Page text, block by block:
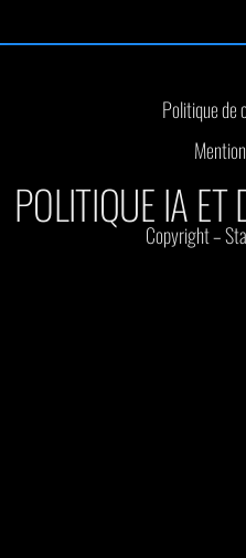
Politique de
POLITIQUE IA ET
Copyright –